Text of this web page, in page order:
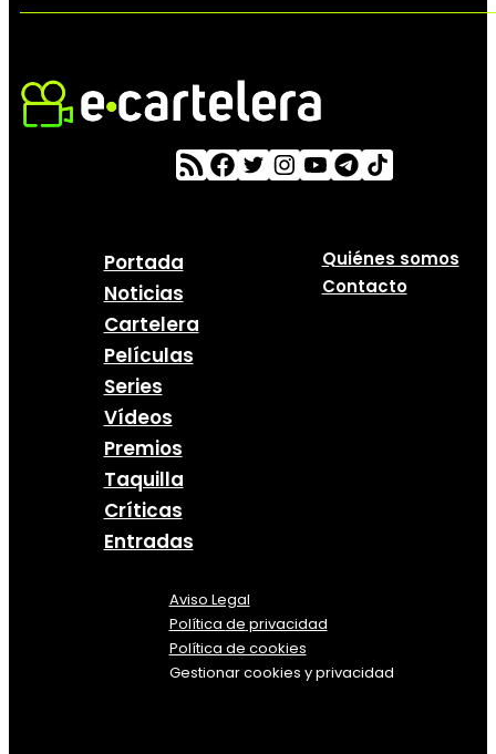
Portada
Noticias
Cartelera
Películas
Series
Vídeos
Premios
Taquilla
Críticas
Entradas
Quiénes somos
Contacto
Aviso Legal
Política de privacidad
Política de cookies
Gestionar cookies y privacidad